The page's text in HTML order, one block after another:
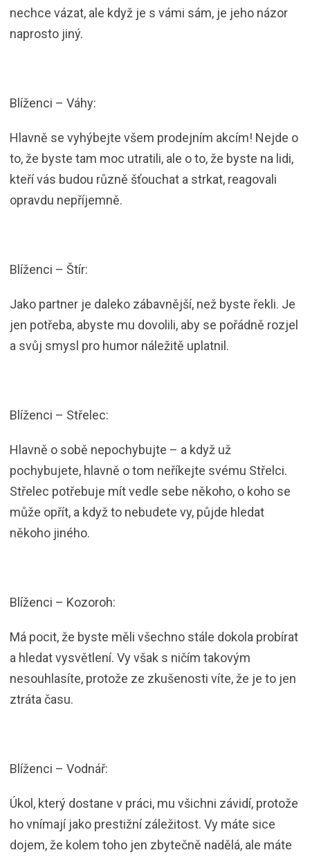
nechce vázat, ale když je s vámi sám, je jeho názor
naprosto jiný.
Blíženci – Váhy:
Hlavně se vyhýbejte všem prodejním akcím! Nejde o
to, že byste tam moc utratili, ale o to, že byste na lidi,
kteří vás budou různě šťouchat a strkat, reagovali
opravdu nepříjemně.
Blíženci – Štír:
Jako partner je daleko zábavnější, než byste řekli. Je
jen potřeba, abyste mu dovolili, aby se pořádně rozjel
a svůj smysl pro humor náležitě uplatnil.
Blíženci – Střelec:
Hlavně o sobě nepochybujte – a když už
pochybujete, hlavně o tom neříkejte svému Střelci.
Střelec potřebuje mít vedle sebe někoho, o koho se
může opřít, a když to nebudete vy, půjde hledat
někoho jiného.
Blíženci – Kozoroh:
Má pocit, že byste měli všechno stále dokola probírat
a hledat vysvětlení. Vy však s ničím takovým
nesouhlasíte, protože ze zkušenosti víte, že je to jen
ztráta času.
Blíženci – Vodnář:
Úkol, který dostane v práci, mu všichni závidí, protože
ho vnímají jako prestižní záležitost. Vy máte sice
dojem, že kolem toho jen zbytečně nadělá, ale máte